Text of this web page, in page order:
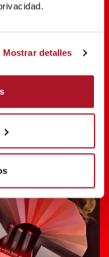
Mostrar detalles
la
producto